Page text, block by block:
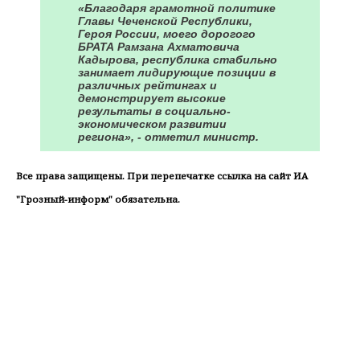
«Благодаря грамотной политике
Главы Чеченской Республики,
Героя России, моего дорогого
БРАТА Рамзана Ахматовича
Кадырова, республика стабильно
занимает лидирующие позиции в
различных рейтингах и
демонстрирует высокие
результаты в социально-
экономическом развитии
региона», - отметил министр.
Все права защищены. При перепечатке ссылка на сайт ИА
"Грозный-информ" обязательна.